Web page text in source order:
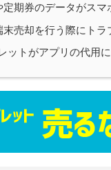
定期券のデータがス
売却を行う際にト
ットがアプリの代用